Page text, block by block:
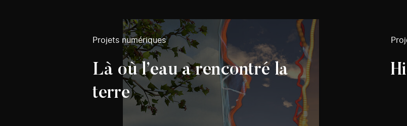
Projets numériques
Là où l’eau a rencontré la
terre